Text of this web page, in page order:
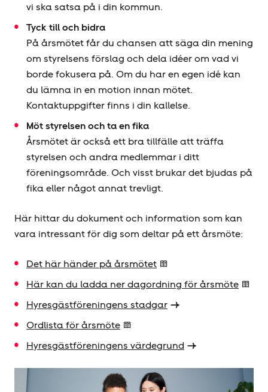
vi ska satsa på i din kommun.
Tyck till och bidra
På årsmötet får du chansen att säga din mening
om styrelsens förslag och dela idéer om vad vi
borde fokusera på. Om du har en egen idé kan
du lämna in en motion innan mötet.
Kontaktuppgifter finns i din kallelse.
Möt styrelsen och ta en fika
Årsmötet är också ett bra tillfälle att träffa
styrelsen och andra medlemmar i ditt
föreningsområde. Och visst brukar det bjudas på
fika eller något annat trevligt.
Här hittar du dokument och information som kan
vara intressant för dig som deltar på ett årsmöte:
Det här händer på årsmötet
Här kan du ladda ner dagordning för årsmöte
Hyresgäst­föreningens stadgar
Ordlista för årsmöte
Hyresgäst­föreningens värdegrund